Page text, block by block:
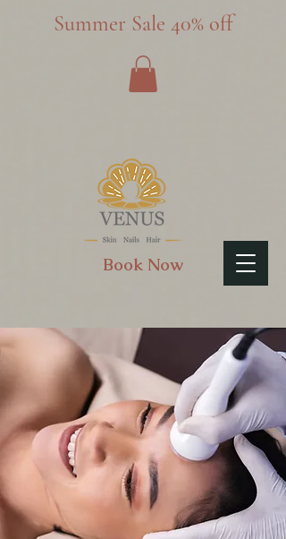
Book Now
Summer Sale 40% off